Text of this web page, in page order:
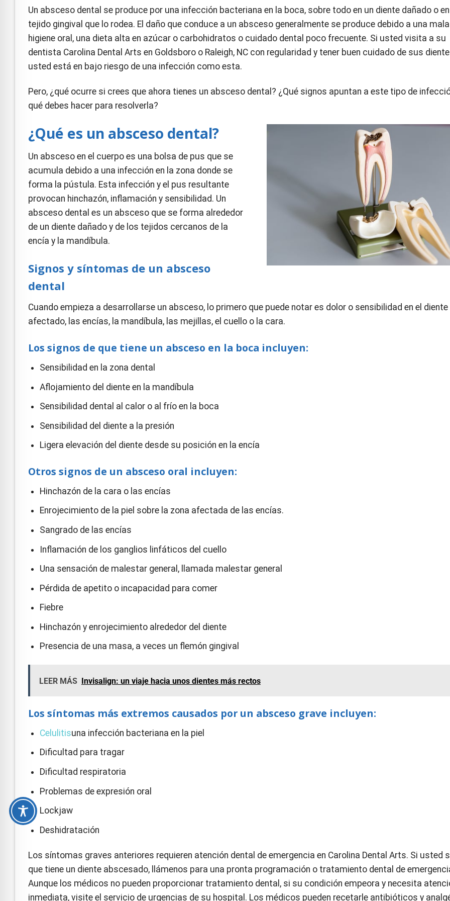
Un absceso dental se produce por una infección bacteriana en la boca, sobre todo en un diente dañado o
tejido gingival que lo rodea. El daño que conduce a un absceso generalmente se produce debido a una mala
higiene oral, una dieta alta en azúcar o carbohidratos o cuidado dental poco frecuente. Si usted visita a su
dentista Carolina Dental Arts en Goldsboro o Raleigh, NC con regularidad y tener buen cuidado de sus
usted está en bajo riesgo de una infección como esta.
Pero, ¿qué ocurre si crees que ahora tienes un absceso dental? ¿Qué signos apuntan a este tipo de
qué debes hacer para resolverla?
¿Qué es un absceso dental?
Un absceso en el cuerpo es una bolsa de pus que se
acumula debido a una infección en la zona donde se
forma la pústula. Esta infección y el pus resultante
provocan hinchazón, inflamación y sensibilidad. Un
absceso dental es un absceso que se forma alrededor
de un diente dañado y de los tejidos cercanos de la
encía y la mandíbula.
Signos y síntomas de un absceso
dental
Cuando empieza a desarrollarse un absceso, lo primero que puede notar es dolor o sensibilidad en el diente
afectado, las encías, la mandíbula, las mejillas, el cuello o la cara.
Los signos de que tiene un absceso en la boca incluyen:
Sensibilidad en la zona dental
Aflojamiento del diente en la mandíbula
Sensibilidad dental al calor o al frío en la boca
Sensibilidad del diente a la presión
Ligera elevación del diente desde su posición en la encía
Otros signos de un absceso oral incluyen:
Hinchazón de la cara o las encías
Enrojecimiento de la piel sobre la zona afectada de las encías.
Sangrado de las encías
Inflamación de los ganglios linfáticos del cuello
Una sensación de malestar general, llamada malestar general
Pérdida de apetito o incapacidad para comer
Fiebre
Hinchazón y enrojecimiento alrededor del diente
Presencia de una masa, a veces un flemón gingival
LEER MÁS Invisalign: un viaje hacia unos dientes más rectos
Los síntomas más extremos causados por un absceso grave incluyen:
Celulitisuna infección bacteriana en la piel
Dificultad para tragar
Dificultad respiratoria
Problemas de expresión oral
Lockjaw
Deshidratación
Los síntomas graves anteriores requieren atención dental de emergencia en Carolina Dental Arts. Si usted
que tiene un diente abscesado, llámenos para una pronta programación o tratamiento dental de
Aunque los médicos no pueden proporcionar tratamiento dental, si su condición empeora y necesita
inmediata, visite el servicio de urgencias de su hospital. Los médicos pueden recetarle antibióticos y
Friendly Mode
Safe Mode